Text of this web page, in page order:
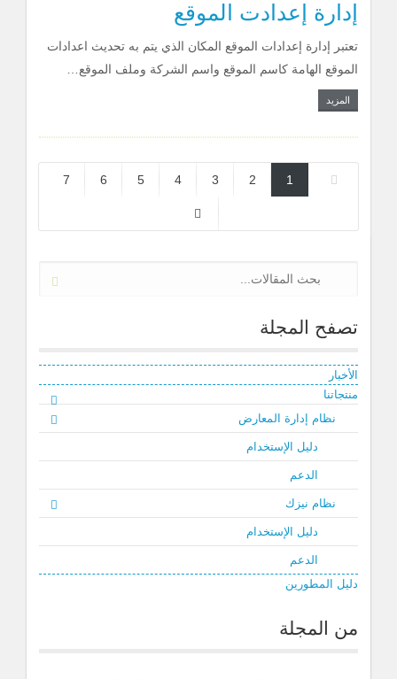
إدارة إعدادت الموقع
تعتبر إدارة إعدادات الموقع المكان الذي يتم به تحديث اعدادات
الموقع الهامة كاسم الموقع واسم الشركة وملف الموقع…
المزيد
1
2
3
4
5
6
7
تصفح المجلة
الأخبار
منتجاتنا
نظام إدارة المعارض
دليل الإستخدام
الدعم
نظام نيزك
دليل الإستخدام
الدعم
دليل المطورين
من المجلة